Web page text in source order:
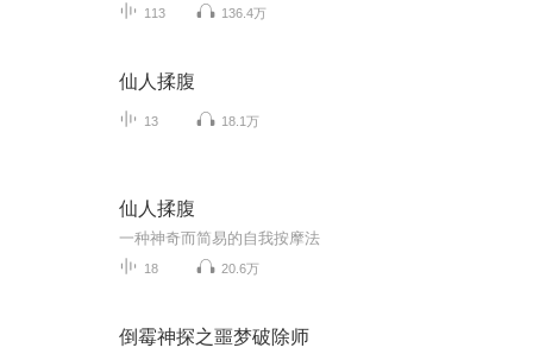
113 136.4万
仙人揉腹
13 18.1万
仙人揉腹
一种神奇而简易的自我按摩法
18 20.6万
倒霉神探之噩梦破除师